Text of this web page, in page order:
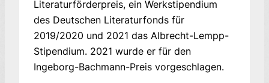
Literaturförderpreis, ein Werkstipendium
des Deutschen Literaturfonds für
2019/2020 und 2021 das Albrecht-Lempp-
Stipendium. 2021 wurde er für den
Ingeborg-Bachmann-Preis vorgeschlagen.